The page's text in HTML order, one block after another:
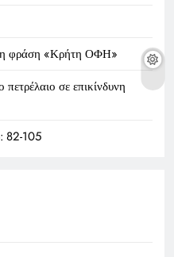
η φράση «Κρήτη ΟΦΗ»
σε επικίνδυνη
82-105